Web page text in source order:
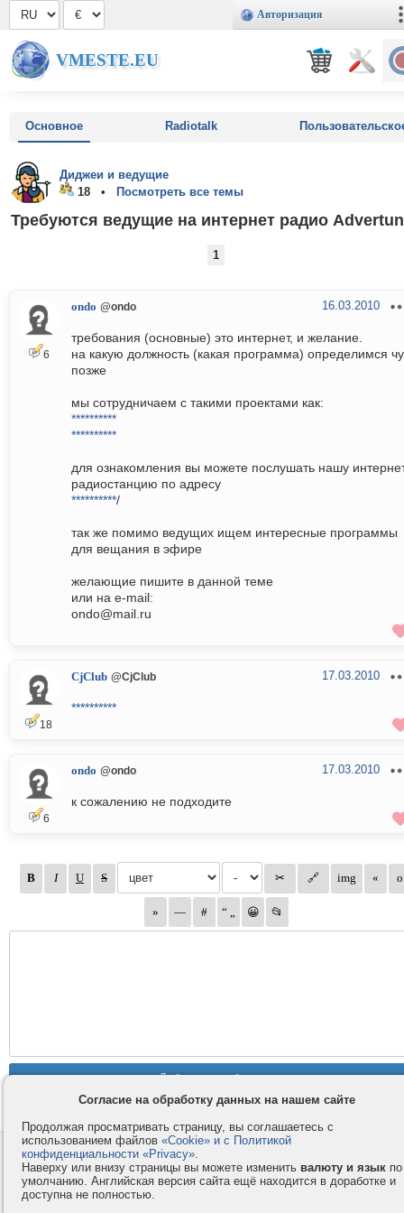
Авторизация
VMESTE.EU
Основное Radiotalk
Диджеи и ведущие
18 •
Посмотреть все темы
Требуются ведущие на интернет радио
1
6
ondo @ondo 16.03.2010
требования (основные) это интернет, и желание.
на какую должность (какая программа) определимся
позже
мы сотрудничаем с такими проектами как:
**********
**********
для ознакомления вы можете послушать нашу
радиостанцию по адресу
**********/
так же помимо ведущих ищем интересные программы
для вещания в эфире
желающие пишите в данной теме
или на e-mail:
ondo@mail.ru
18
CjClub @CjClub 17.03.2010
**********
6
ondo @ondo 17.03.2010
к сожалению не подходите
Контакты
Компания
Правила и условия
Услуги
Согласие на обработку данных на нашем сайте
Продолжая просматривать страницу, вы соглашаетесь с
использованием файлов «Cookie» и с Политикой
конфиденциальности «Privacy».
Наверху или внизу страницы вы можете изменить валюту и язык по
умолчанию. Английская версия сайта ещё находится в доработке и
доступна не полностью.